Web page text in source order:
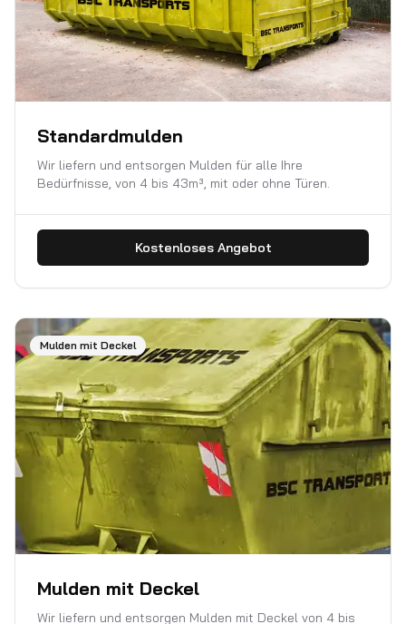
Standardmulden
Wir liefern und entsorgen Mulden für alle Ihre
Bedürfnisse, von 4 bis 43m³, mit oder ohne Türen.
Kostenloses Angebot
Mulden mit Deckel
Mulden mit Deckel
Wir liefern und entsorgen Mulden mit Deckel von 4 bis